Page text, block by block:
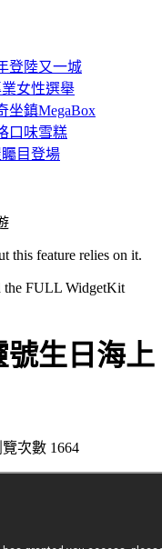
this feature relies on it.
the FULL WidgetKit
號生日海上
次數 1664